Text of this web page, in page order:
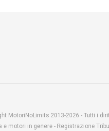
MotoriNoLimits 2013-2026 - Tutti i
motori in genere - Registrazione